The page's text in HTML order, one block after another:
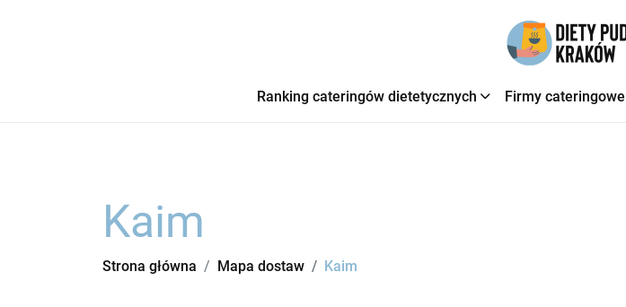
Ranking cateringów dietetycznych Firmy cateringowe
Kaim
Strona główna Mapa dostaw Kaim